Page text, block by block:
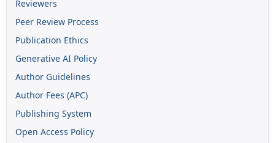
Reviewers
Peer Review Process
Publication Ethics
Generative AI Policy
Author Guidelines
Author Fees (APC)
Publishing System
Open Access Policy